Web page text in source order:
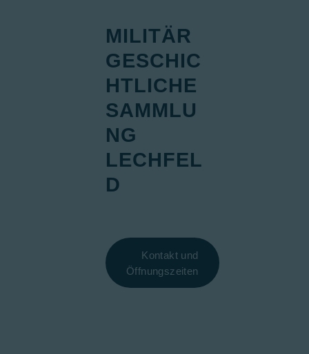
MILITÄR
GESCHIC
HTLICHE
SAMMLU
NG
LECHFEL
D
Kontakt und
Öffnungszeiten
Ausstellungen